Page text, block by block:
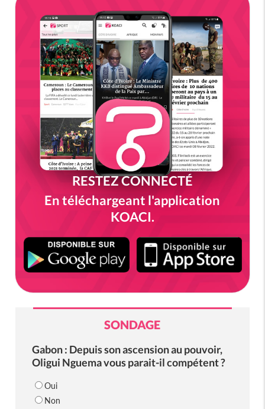
RESTEZ CONNECTÉ
En téléchargeant l'application
KOACI.
SONDAGE
Gabon : Depuis son ascension au pouvoir,
Oligui Nguema vous parait-il compétent ?
Oui
Non